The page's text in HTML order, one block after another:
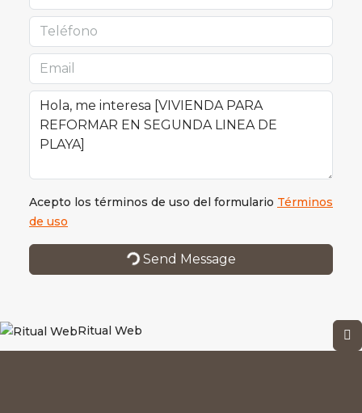
Acepto los términos de uso del formulario Términos
de uso
Send Message
Ritual Web